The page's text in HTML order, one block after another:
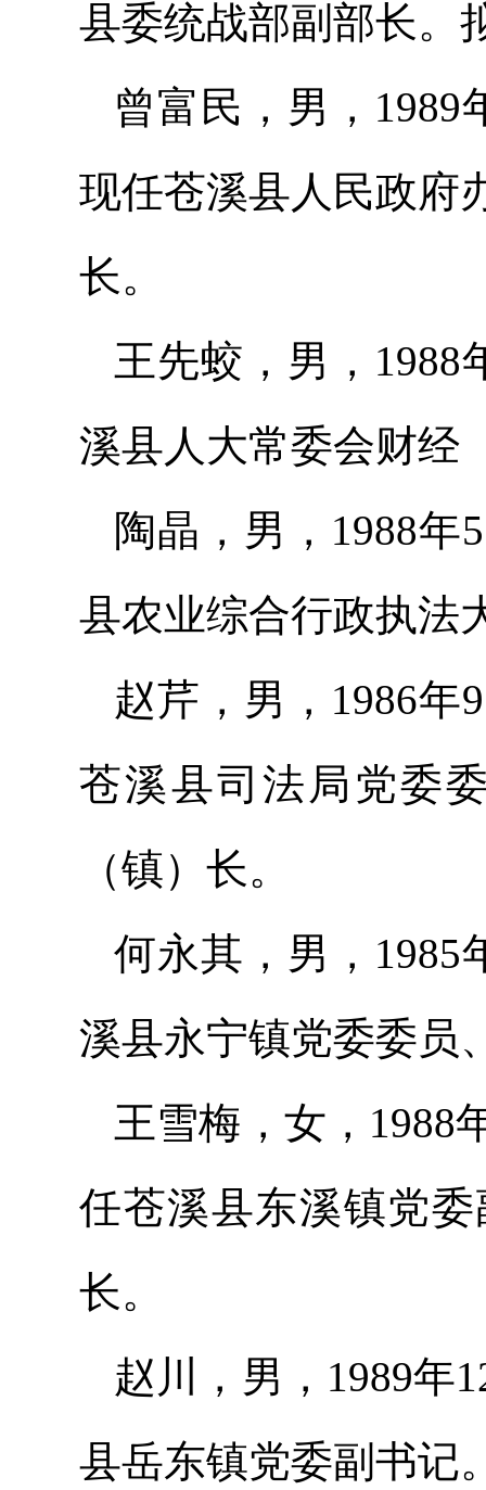
县委统战部副部长。
曾富民，男，
现任苍溪县人民政府
长。
王先蛟，男，
溪县人大常委会财经
陶晶，男，1988
县农业综合行政执法
赵芹，男，1986
苍溪县司法局党委
（镇）长。
何永其，男，1985
溪县永宁镇党委委员
王雪梅，女，1988
任苍溪县东溪镇党
长。
赵川，男，1989年
县岳东镇党委副书记